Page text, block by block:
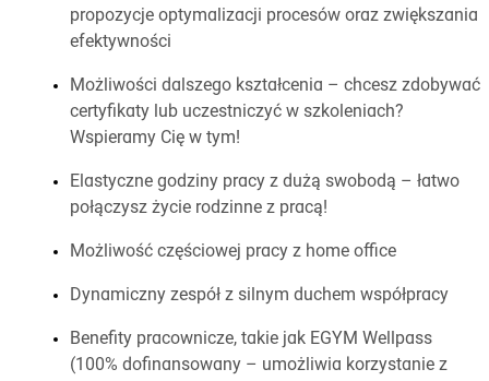
propozycje optymalizacji procesów oraz zwiększania
efektywności
Możliwości dalszego kształcenia – chcesz zdobywać
certyfikaty lub uczestniczyć w szkoleniach?
Wspieramy Cię w tym!
Elastyczne godziny pracy z dużą swobodą – łatwo
połączysz życie rodzinne z pracą!
Możliwość częściowej pracy z home office
Dynamiczny zespół z silnym duchem współpracy
Benefity pracownicze, takie jak EGYM Wellpass
(100% dofinansowany – umożliwia korzystanie z